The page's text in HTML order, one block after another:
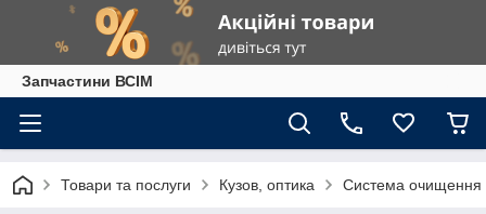
Запчастини ВСІМ
Товари та послуги Кузов, оптика Система очищення